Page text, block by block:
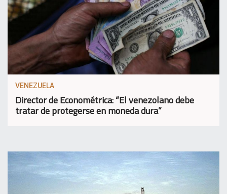
VENEZUELA
Director de Econométrica: “El venezolano debe
tratar de protegerse en moneda dura”